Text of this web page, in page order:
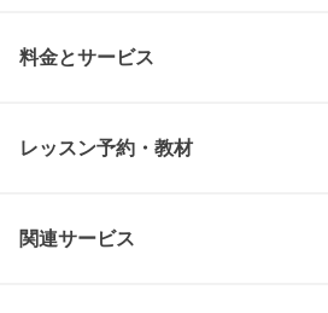
料金とサービス
レッスン予約・教材
関連サービス